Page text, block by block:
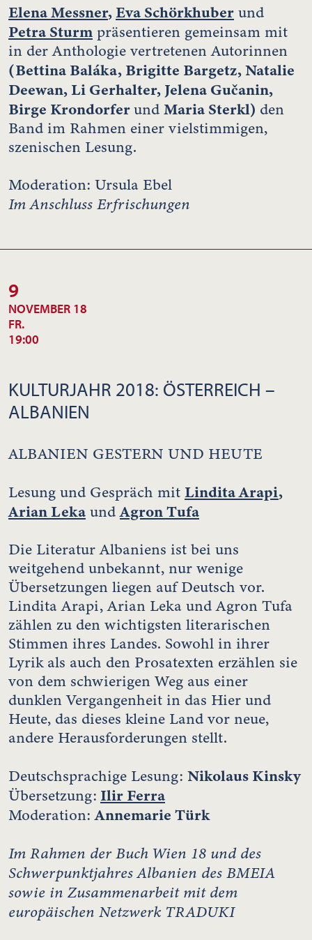
Elena Messner,Eva Schörkhuber und
Petra Sturm präsentieren gemeinsam mit
in der Anthologie vertretenen Autorinnen
(Bettina Baláka, Brigitte Bargetz, Natalie
Deewan, Li Gerhalter, Jelena Gučanin,
Birge Krondorferund Maria Sterkl) den
Band im Rahmen einer vielstimmigen,
szenischen Lesung.
Moderation: Ursula Ebel
Im Anschluss Erfrischungen
9
NOVEMBER 18
FR.
19:00
KULTURJAHR 2018: ÖSTERREICH –
ALBANIEN
ALBANIEN GESTERN UND HEUTE
Lesung und Gespräch mit Lindita Arapi,
Arian Leka undAgron Tufa
Die Literatur Albaniens ist bei uns
weitgehend unbekannt, nur wenige
Übersetzungen liegen auf Deutsch vor.
Lindita Arapi, Arian Leka und Agron Tufa
zählen zu den wichtigsten literarischen
Stimmen ihres Landes. Sowohl in ihrer
Lyrik als auch den Prosatexten erzählen sie
von dem schwierigen Weg aus einer
dunklen Vergangenheit in das Hier und
Heute, das dieses kleine Land vor neue,
andere Herausforderungen stellt.
Deutschsprachige Lesung: Nikolaus Kinsky
Übersetzung: Ilir Ferra
Moderation:Annemarie Türk
Im Rahmen der Buch Wien 18 und des
Schwerpunktjahres Albanien des BMEIA
sowie in Zusammenarbeit mit dem
europäischen Netzwerk TRADUKI